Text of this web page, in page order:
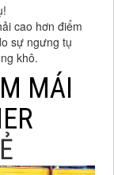
cao hơn điểm
sự ngưng tụ
khô.
MÁI